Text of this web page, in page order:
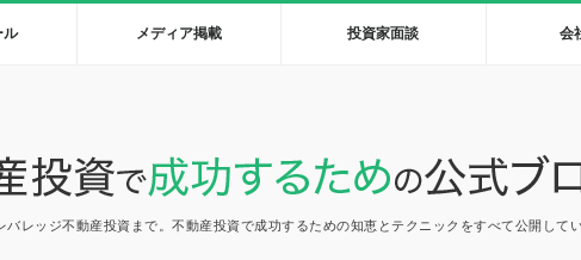
ル メディア掲載 投資家面談 会
レッジ不動産投資まで。不動産投資で成功するための知恵とテクニックをすべて公開してい